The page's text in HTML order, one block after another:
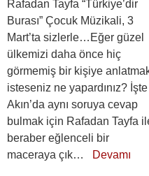
Rafadan Tayfa “Türkiye’dir
Burası” Çocuk Müzikali, 3
Mart’ta sizlerle…Eğer güzel
ülkemizi daha önce hiç
görmemiş bir kişiye
isteseniz ne yapardınız? İşte
Akın’da aynı soruya cevap
bulmak için Rafadan Tayfa
beraber eğlenceli bir
maceraya çık… Devamı